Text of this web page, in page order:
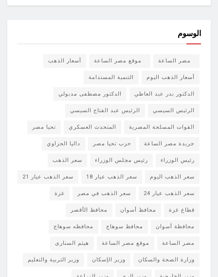
الوسوم
مصر الساعة موقع مصر الساعة أسعار الذهب
أسعار الذهب اليوم التنمية المستدامة
الدكتور بدر عبد العاطي الدكتور مصطفى مدبولي
الرئيس السيسي الرئيس عبد الفتاح السيسي
القوات المسلحة المصرية المتحدث العسكري تحيا مصر
جريدة مصر الساعة حزب تحيا مصر داليا الحزاوي
رئيس الوزراء رئيس مجلس الوزراء سعر الذهب
سعر الذهب اليوم سعر الذهب عيار 18 سعر الذهب عيار 21
سعر الذهب عيار 24 سعر الذهب في مصر غزة
قطاع غزة محافظ أسوان محافظ الأقصر
محافظة أسوان محافظ سوهاج محافظه سوهاج
مصر الساعة موقع مصر الساعة هيثم السنارى
وزارة الصحة والسكان وزير الإسكان وزير التربية والتعليم